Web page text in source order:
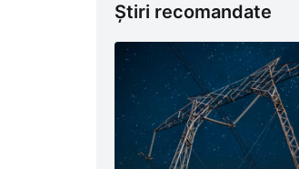
Știri recomandate